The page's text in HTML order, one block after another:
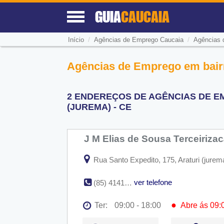
GUIACAUCAIA
Início / Agências de Emprego Caucaia/ Agências
Agências de Emprego em
2 ENDEREÇOS DE AGÊNCIAS DE
(JUREMA) - CE
J M Elias de Sousa
Rua Santo Expedito, 175, Araturi
(85) 4141-1721 ver telefone
Ter: 09:00 - 18:00 ● Abre ás
Seg: